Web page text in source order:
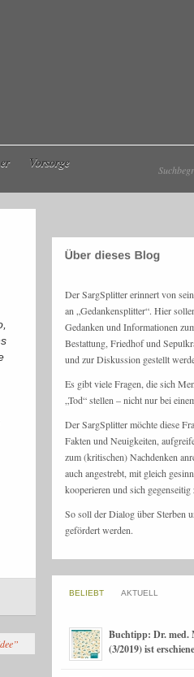
Vorsorge
Der SargSplitter erinnert von
an „Gedankensplitter“. Hier
Gedanken und Informationen
Bestattung, Friedhof und
und zur Diskussion gestellt
Es gibt viele Fragen, die sich
„Tod“ stellen – nicht nur bei
Der SargSplitter möchte diese
Fakten und Neuigkeiten,
zum (kritischen) Nachdenken
auch angestrebt, mit gleich
kooperieren und sich gegenseitig
So soll der Dialog über Sterben
gefördert werden.
BELIEBT AKTUELL
Buchtipp: Dr. med.
(3/2019) ist